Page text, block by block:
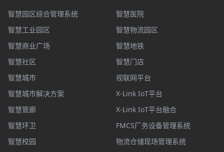
智慧园区综合管理系统
智慧工业园区
智慧商业广场
智慧社区
智慧城市
智慧城市解决方案
智慧管廊
智慧环卫
智慧校园
智慧医院
智慧物流园区
智慧地铁
智慧门店
视联网平台
X-Link IoT平台
X-Link IoT平台融合
FMCS厂务设备管理系统
物流仓储现场管理系统